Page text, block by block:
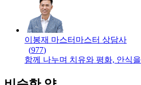
이봉재 마스터 마스터 상담사
(977)
함께 나누며 치유와 평화, 안식을